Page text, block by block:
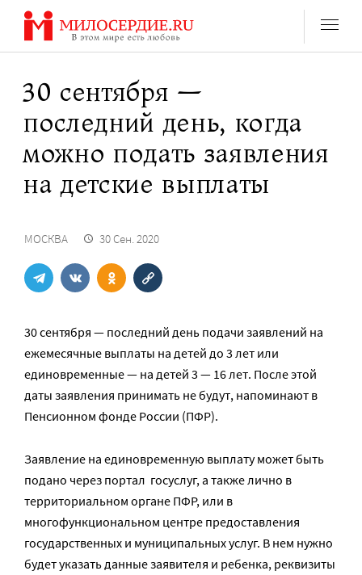
Перейти
содержанию
30 сентября —
последний день, когда
можно подать заявления
на детские выплаты
МОСКВА 30 Сен. 2020
30 сентября — последний день подачи заявлений на
ежемесячные выплаты на детей до 3 лет или
единовременные — на детей 3 — 16 лет. После этой
даты заявления принимать не будут, напоминают в
Пенсионном фонде России (ПФР).
Заявление на единовременную выплату может быть
подано через портал госуслуг, а также лично в
территориальном органе ПФР, или в
многофункциональном центре предоставления
государственных и муниципальных услуг. В нем нужно
будет указать данные заявителя и ребенка, реквизиты